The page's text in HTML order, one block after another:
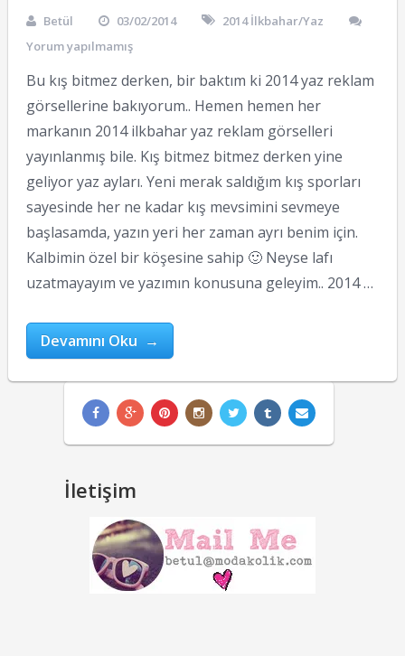
Betül 03/02/2014
2014 İlkbahar/Yaz
Yorum yapılmamış
Bu kış bitmez derken, bir baktım ki 2014 yaz reklam
görsellerine bakıyorum.. Hemen hemen her
markanın 2014 ilkbahar yaz reklam görselleri
yayınlanmış bile. Kış bitmez bitmez derken yine
geliyor yaz ayları. Yeni merak saldığım kış sporları
sayesinde her ne kadar kış mevsimini sevmeye
başlasamda, yazın yeri her zaman ayrı benim için.
Kalbimin özel bir köşesine sahip 🙂 Neyse lafı
uzatmayayım ve yazımın konusuna geleyim.. 2014 …
Devamını Oku →
İletişim